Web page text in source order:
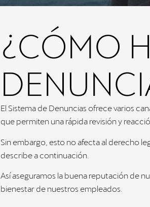
¿CÓMO
El Sistema de Denuncias ofrece varios
que permiten una rápida revisión y
Sin embargo, esto no afecta al derecho
describe a continuación.
Así aseguramos la buena reputación de
bienestar de nuestros empleados.